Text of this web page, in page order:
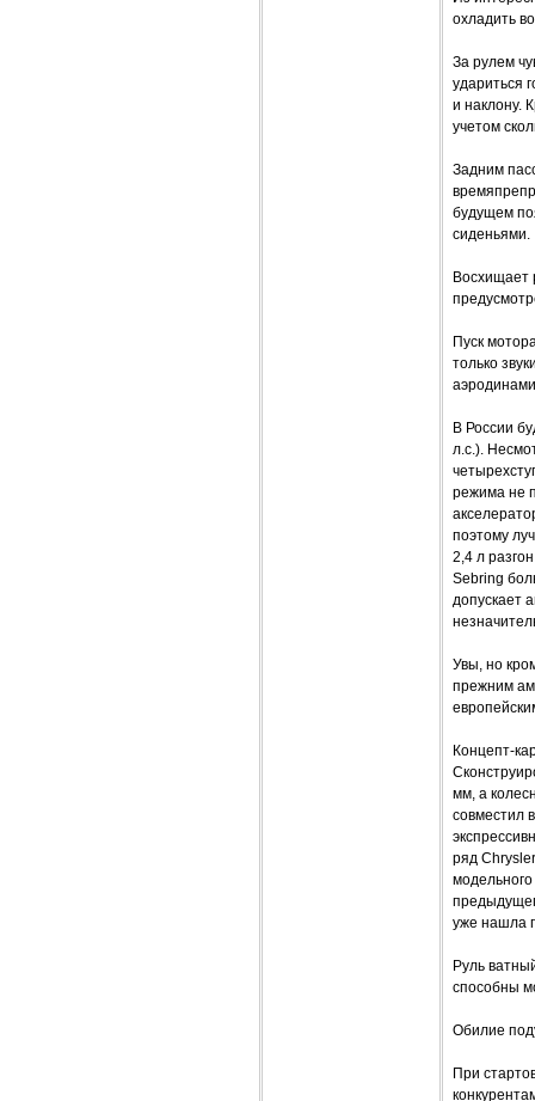
охладить
За рулем
удариться
и наклону.
учетом
Задним
будущем
сиденьями.
Восхищает
Пуск
только
В России
л.с.).
режима не
поэтому
2,4 л
Sebring
допускает
Увы, но
прежним
Концепт-
мм, а
совместил
ряд
уже нашла
Руль
способны
Обилие
При